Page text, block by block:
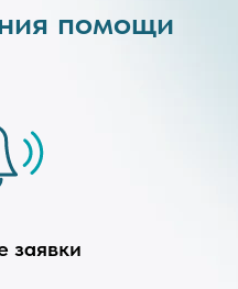
помощи
заявки